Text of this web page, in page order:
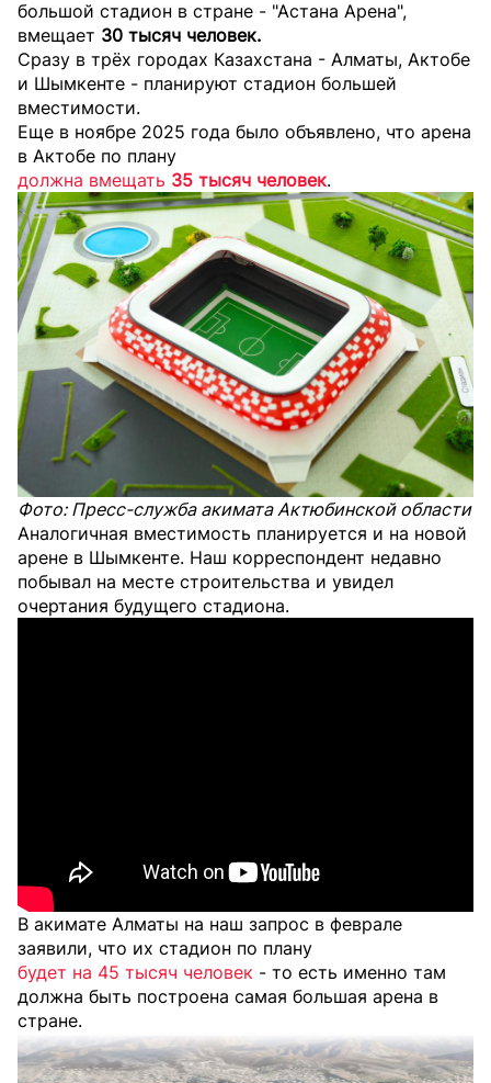
большой стадион в стране - "Астана Арена",
вмещает 30 тысяч человек.
Сразу в трёх городах Казахстана - Алматы, Актобе
и Шымкенте - планируют стадион большей
вместимости.
Еще в ноябре 2025 года было объявлено, что арена
в Актобе по плану
должна вмещать 35 тысяч человек.
Фото: Пресс-служба акимата Актюбинской области
Аналогичная вместимость планируется и на новой
арене в Шымкенте. Наш корреспондент недавно
побывал на месте строительства и увидел
очертания будущего стадиона.
В акимате Алматы на наш запрос в феврале
заявили, что их стадион по плану
будет на 45 тысяч человек - то есть именно там
должна быть построена самая большая арена в
стране.